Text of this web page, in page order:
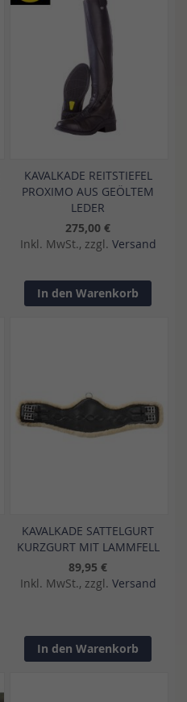
KAVALKADE REITSTIEFEL
PROXIMO AUS GEÖLTEM
LEDER
275,00 €
Inkl. MwSt., zzgl. Versand
In den Warenkorb
KAVALKADE SATTELGURT
KURZGURT MIT LAMMFELL
89,95 €
Inkl. MwSt., zzgl. Versand
In den Warenkorb